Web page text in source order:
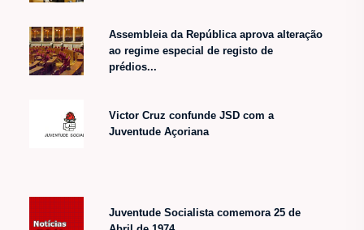
Assembleia da República aprova alteração
ao regime especial de registo de
prédios...
Victor Cruz confunde JSD com a
Juventude Açoriana
Juventude Socialista comemora 25 de